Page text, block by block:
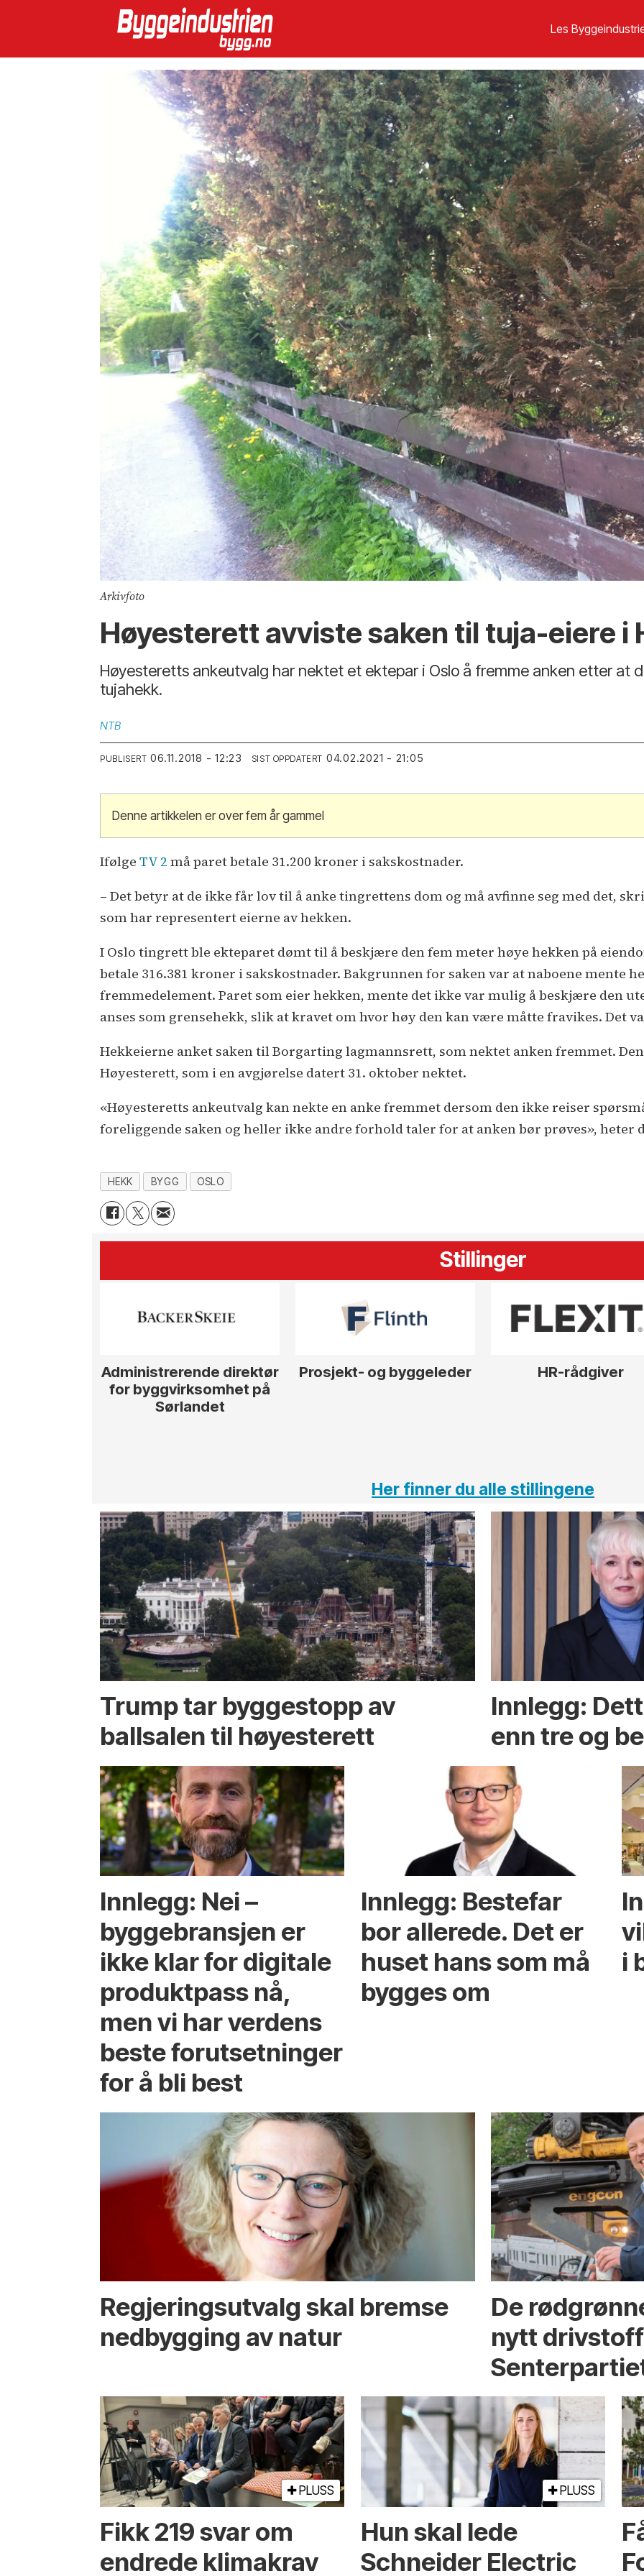
Les
Arkivfoto
Høyesterett avviste saken til tuja-eiere i
Høyesteretts ankeutvalg har nektet et ektepar i Oslo å fremme anken etter at
tujahekk.
NTB
PUBLISERT 06.11.2018 - 12:23 SIST OPPDATERT 04.02.2021 - 21:05
Denne artikkelen er over fem år gammel
IfølgeTV 2 må paret betale 31.200 kroner i sakskostnader.
– Det betyr at de ikke får lov til å anke tingrettens dom og må avfinne seg med det,
som har representert eierne av hekken.
I Oslo tingrett ble ekteparet dømt til å beskjære den fem meter høye hekken på
betale 316.381 kroner i sakskostnader. Bakgrunnen for saken var at naboene mente
fremmedelement. Paret som eier hekken, mente det ikke var mulig å beskjære den
anses som grensehekk, slik at kravet om hvor høy den kan være måtte fravikes. Det
Hekkeierne anket saken til Borgarting lagmannsrett, som nektet anken fremmet.
Høyesterett, som i en avgjørelse datert 31. oktober nektet.
«Høyesteretts ankeutvalg kan nekte en anke fremmet dersom den ikke reiser
foreliggende saken og heller ikke andre forhold taler for at anken bør prøves», heter
HEKK BYGG OSLO
Stillinger
Administrerende direktør
for byggvirksomhet på
Sørlandet
Prosjekt- og byggeleder HR-rådgiver
Her finner du alle stillingene
Trump tar byggestopp av
ballsalen til høyesterett
Innlegg:
enn tre og
Innlegg: Nei –
byggebransjen er
ikke klar for digitale
produktpass nå,
men vi har verdens
beste forutsetninger
for å bli best
Innlegg: Bestefar
bor allerede. Det er
huset hans som må
bygges om
i
Regjerings­utvalg skal bremse
ned­bygging av natur
De
nytt
PLUSS
Fikk 219 svar om
endrede klimakrav
PLUSS
Hun skal lede
Schneider Electric